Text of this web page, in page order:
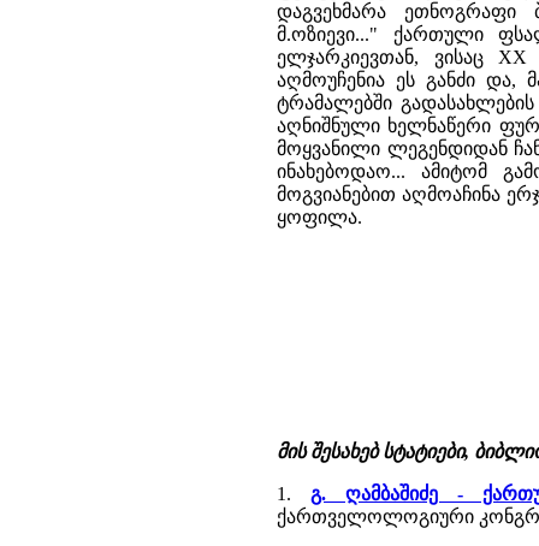
დაგვეხმარა ეთნოგრაფი
მ.ოზიევი..." ქართული
ელჯარკიევთან, ვისაც
აღმოუჩენია ეს განძი და,
ტრამალებში
აღნიშნული ხელნაწერი
მოყვანილი ლეგენდიდან
ინახებოდაო... ამიტომ
მოგვიანებით აღმოაჩინა
ყოფილა.
მის შესახებ სტატიები,
1. გ. ღამბაშიძე -
ქართველოლოგიური